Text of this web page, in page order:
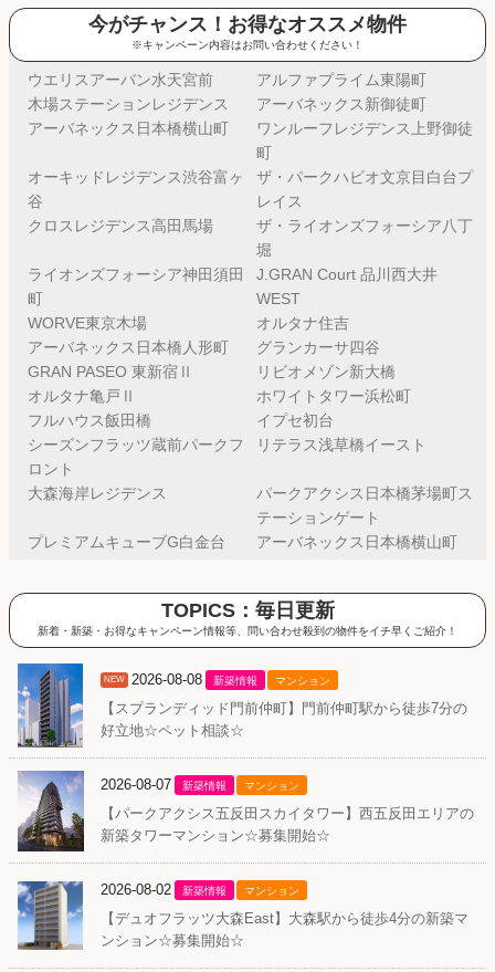
今がチャンス！お得なオススメ物件
※キャンペーン内容はお問い合わせください！
ウエリスアーバン水天宮前
アルファプライム東陽町
木場ステーションレジデンス
アーバネックス新御徒町
アーバネックス日本橋横山町
ワンルーフレジデンス上野御徒
町
オーキッドレジデンス渋谷富ヶ
谷
ザ・パークハビオ文京目白台プ
レイス
クロスレジデンス高田馬場
ザ・ライオンズフォーシア八丁
堀
ライオンズフォーシア神田須田
町
J.GRAN Court 品川西大井
WEST
WORVE東京木場
オルタナ住吉
アーバネックス日本橋人形町
グランカーサ四谷
GRAN PASEO 東新宿Ⅱ
リビオメゾン新大橋
オルタナ亀戸Ⅱ
ホワイトタワー浜松町
フルハウス飯田橋
イプセ初台
シーズンフラッツ蔵前パークフ
ロント
リテラス浅草橋イースト
大森海岸レジデンス
パークアクシス日本橋茅場町ス
テーションゲート
プレミアムキューブG白金台
アーバネックス日本橋横山町
TOPICS：毎日更新
新着・新築・お得なキャンペーン情報等、問い合わせ殺到の物件をイチ早くご紹介！
NEW 2026-08-08 新築情報 マンション
【スプランディッド門前仲町】門前仲町駅から徒歩7分の
好立地☆ペット相談☆
2026-08-07 新築情報 マンション
【パークアクシス五反田スカイタワー】西五反田エリアの
新築タワーマンション☆募集開始☆
2026-08-02 新築情報 マンション
【デュオフラッツ大森East】大森駅から徒歩4分の新築マ
ンション☆募集開始☆